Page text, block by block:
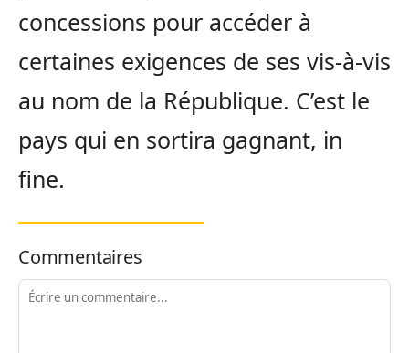
concessions pour accéder à
certaines exigences de ses vis-à-vis
au nom de la République. C’est le
pays qui en sortira gagnant, in
fine.
Commentaires